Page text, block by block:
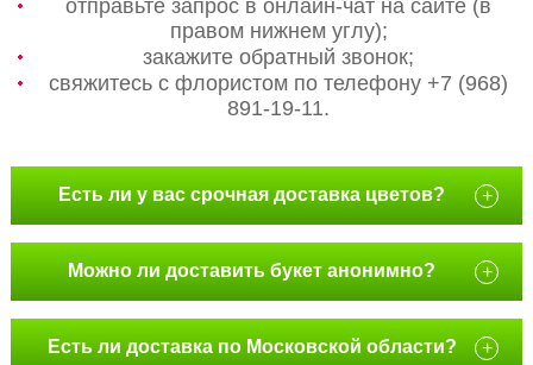
отправьте запрос в онлайн-чат на сайте (в
правом нижнем углу);
закажите обратный звонок;
свяжитесь с флористом по телефону +7 (968)
891-19-11.
Есть ли у вас срочная доставка цветов? +
Можно ли доставить букет анонимно? +
Есть ли доставка по Московской области? +